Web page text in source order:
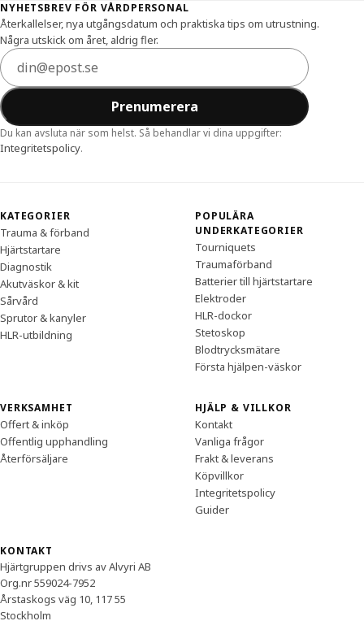
Sidfot
NYHETSBREV FÖR VÅRDPERSONAL
Återkallelser, nya utgångsdatum och praktiska tips om utrustning.
Några utskick om året, aldrig fler.
E-postadress
Prenumerera
Du kan avsluta när som helst. Så behandlar vi dina uppgifter:
Integritetspolicy.
KATEGORIER
Trauma & förband
Hjärtstartare
Diagnostik
Akutväskor & kit
Sårvård
Sprutor & kanyler
HLR-utbildning
POPULÄRA
UNDERKATEGORIER
Tourniquets
Traumaförband
Batterier till hjärtstartare
Elektroder
HLR-dockor
Stetoskop
Blodtrycksmätare
Första hjälpen-väskor
VERKSAMHET
Offert & inköp
Offentlig upphandling
Återförsäljare
HJÄLP & VILLKOR
Kontakt
Vanliga frågor
Frakt & leverans
Köpvillkor
Integritetspolicy
Guider
KONTAKT
Hjärtgruppen drivs av Alvyri AB
Org.nr 559024-7952
Årstaskogs väg 10, 117 55
Stockholm